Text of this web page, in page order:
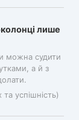
лише
можна судити
а й з
успішність)